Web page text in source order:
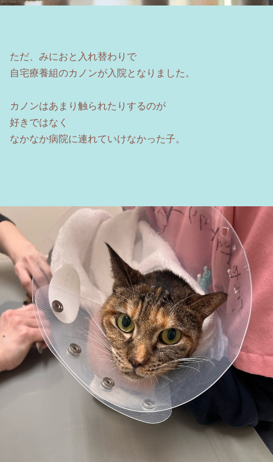
ただ、みにおと入れ替わりで
自宅療養組のカノンが入院となりました。
カノンはあまり触られたりするのが
好きではなく
なかなか病院に連れていけなかった子。